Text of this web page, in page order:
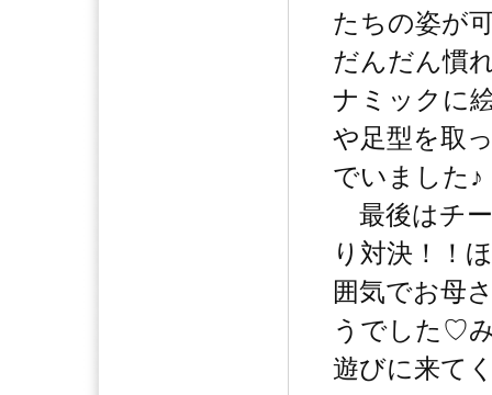
たちの姿が
だんだん慣
ナミックに
や足型を取
でいました♪
最後はチ
り対決！！
囲気でお母
うでした♡
遊びに来て